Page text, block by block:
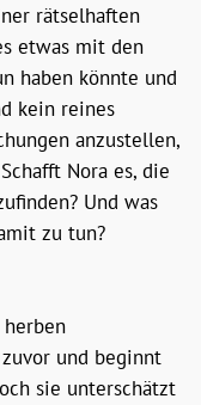
rätselhaften
etwas mit den
haben könnte und
kein reines
anzustellen,
Nora es, die
Und was
zu tun?
und beginnt
sie unterschätzt